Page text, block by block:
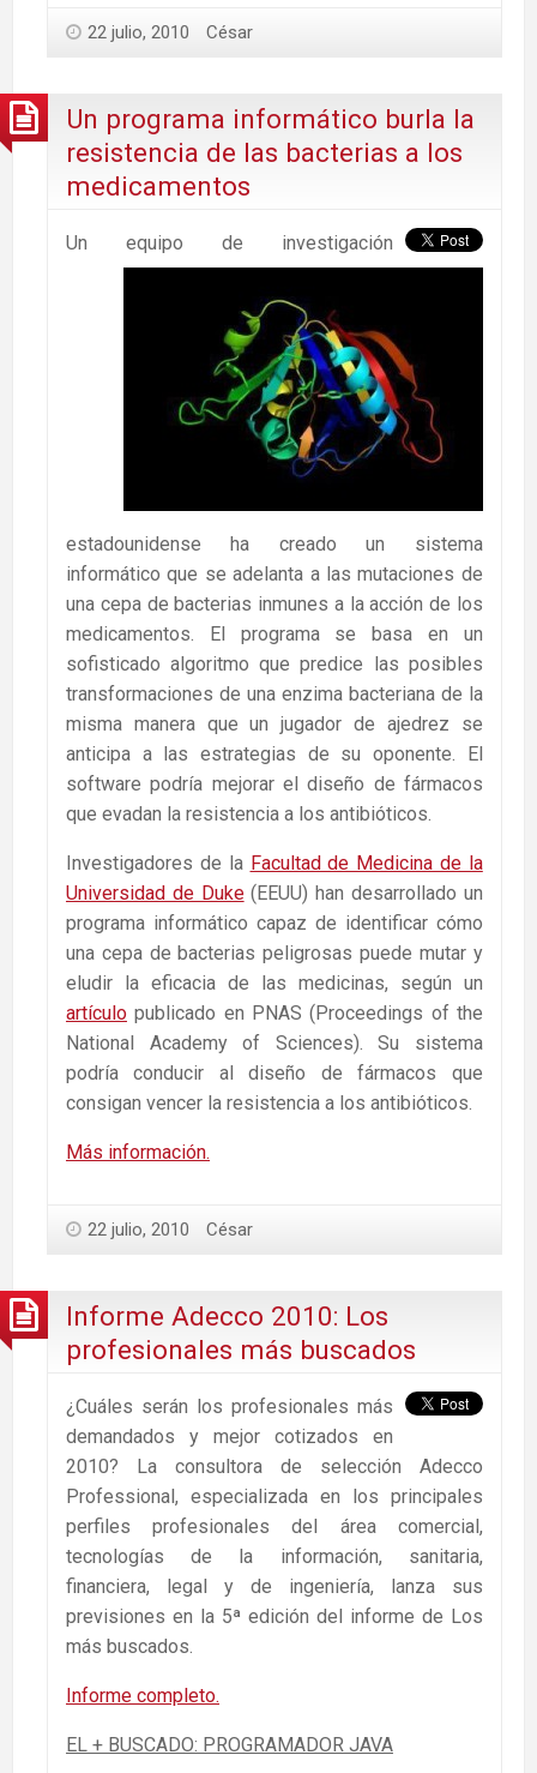
22 julio, 2010 César
Un programa informático burla la
resistencia de las bacterias a los
medicamentos
Un equipo de investigación
estadounidense ha creado un sistema
informático que se adelanta a las mutaciones de
una cepa de bacterias inmunes a la acción de los
medicamentos. El programa se basa en un
sofisticado algoritmo que predice las posibles
transformaciones de una enzima bacteriana de la
misma manera que un jugador de ajedrez se
anticipa a las estrategias de su oponente. El
software podría mejorar el diseño de fármacos
que evadan la resistencia a los antibióticos.
Investigadores de la Facultad de Medicina de la
Universidad de Duke(EEUU) han desarrollado un
programa informático capaz de identificar cómo
una cepa de bacterias peligrosas puede mutar y
eludir la eficacia de las medicinas, según un
artículo publicado en PNAS (Proceedings of the
National Academy of Sciences). Su sistema
podría conducir al diseño de fármacos que
consigan vencer la resistencia a los antibióticos.
Más información.
22 julio, 2010 César
Informe Adecco 2010: Los
profesionales más buscados
¿Cuáles serán los profesionales más
demandados y mejor cotizados en
2010? La consultora de selección Adecco
Professional, especializada en los principales
perfiles profesionales del área comercial,
tecnologías de la información, sanitaria,
financiera, legal y de ingeniería, lanza sus
previsiones en la 5ª edición del informe de Los
más buscados.
Informe completo.
EL + BUSCADO: PROGRAMADOR JAVA